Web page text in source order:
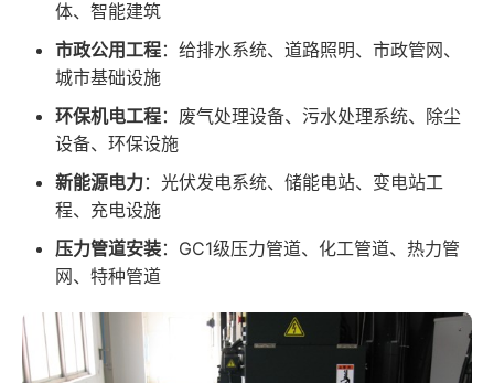
体、智能建筑
市政公用工程：给排水系统、道路照明、市政管网、
城市基础设施
环保机电工程：废气处理设备、污水处理系统、除尘
设备、环保设施
新能源电力：光伏发电系统、储能电站、变电站工
程、充电设施
压力管道安装：GC1级压力管道、化工管道、热力管
网、特种管道